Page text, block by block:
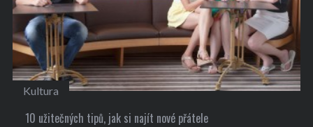
Kultura
10 užitečných tipů, jak si najít nové přátele